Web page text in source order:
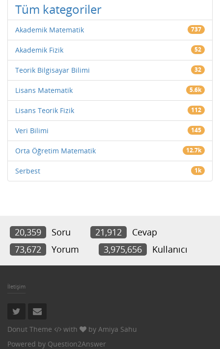
Tüm kategoriler
Akademik Matematik 737
Akademik Fizik 52
Teorik Bilgisayar Bilimi 32
Lisans Matematik 5.6k
Lisans Teorik Fizik 112
Veri Bilimi 145
Orta Öğretim Matematik 12.7k
Serbest 1k
20,359 Soru 21,912
Cevap
73,672
Yorum 3,975,656 Kullanıcı
İletişim
Donut Theme with by Amiya Sahu
Powered by Question2Answer